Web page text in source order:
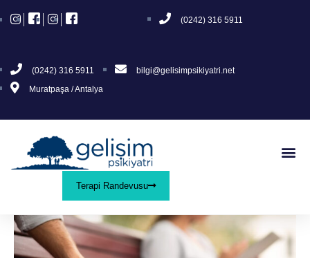
(0242) 316 5911
bilgi@gelisimpsikiyatri.net
Muratpaşa / Antalya
(0242) 316 5911
Terapi Randevusu